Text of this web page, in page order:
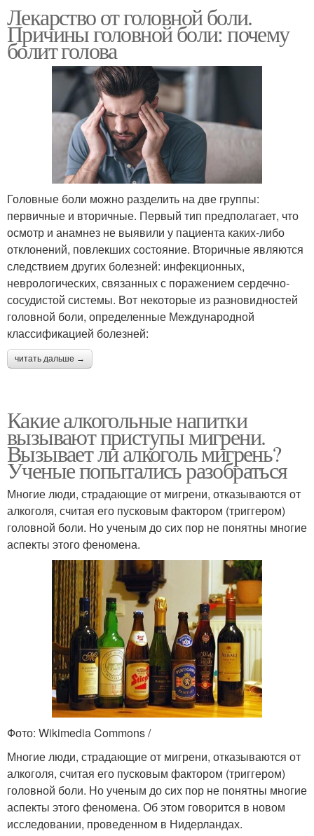
Лекарство от головной боли.
Причины головной боли: почему
болит голова
Головные боли можно разделить на две группы:
первичные и вторичные. Первый тип предполагает, что
осмотр и анамнез не выявили у пациента каких-либо
отклонений, повлекших состояние. Вторичные являются
следствием других болезней: инфекционных,
неврологических, связанных с поражением сердечно-
сосудистой системы. Вот некоторые из разновидностей
головной боли, определенные Международной
классификацией болезней:
читать дальше →
Какие алкогольные напитки
вызывают приступы мигрени.
Вызывает ли алкоголь мигрень?
Ученые попытались разобраться
Многие люди, страдающие от мигрени, отказываются от
алкоголя, считая его пусковым фактором (триггером)
головной боли. Но ученым до сих пор не понятны многие
аспекты этого феномена.
Фото: Wikimedia Commons /
Многие люди, страдающие от мигрени, отказываются от
алкоголя, считая его пусковым фактором (триггером)
головной боли. Но ученым до сих пор не понятны многие
аспекты этого феномена. Об этом говорится в новом
исследовании, проведенном в Нидерландах.